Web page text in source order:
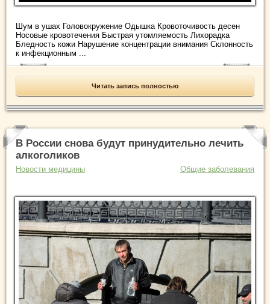
Шум в ушах Головокружение Одышка Кровоточивость десен
Носовые кровотечения Быстрая утомляемость Лихорадка
Бледность кожи Нарушение концентрации внимания Склонность
к инфекционным ...
Читать запись полностью
В России снова будут принудительно лечить
алкоголиков
Новости медицины Общие заболевания